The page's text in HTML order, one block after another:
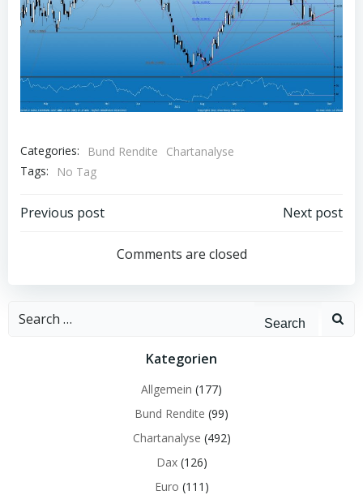
Categories: Bund Rendite
Chartanalyse
Tags:
No Tag
Post
navigation
Previous post
navigation
Next post
Comments are closed
Search
Kategorien
Allgemein (177)
Bund Rendite (99)
Chartanalyse (492)
Dax(126)
Euro (111)